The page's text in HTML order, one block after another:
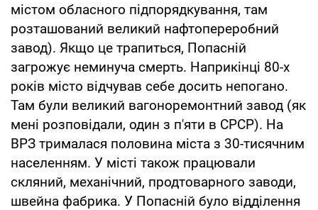
містом обласного підпорядкування, там
розташований великий нафтопереробний
завод). Якщо це трапиться, Попасній
загрожує неминуча смерть. Наприкінці 80-х
років місто відчував себе досить непогано.
Там були великий вагоноремонтний завод (як
мені розповідали, один з п'яти в СРСР). На
ВРЗ трималася половина міста з 30-тисячним
населенням. У місті також працювали
скляний, механічний, продтоварного заводи,
швейна фабрика. У Попасній було відділення